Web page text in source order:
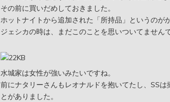
その前に買いだめしておきました。
ホットナイトから追加された「所持品」というのが
ジェシカの時は、まだこのことを思いついてませんで
水城家は女性が強いみたいですね。
前にナタリーさんもレオナルドを抱いてたし、SS
とがありました。